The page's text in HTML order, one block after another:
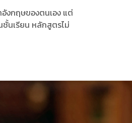
งกฤษของตนเอง แต่
นเรียน หลักสูตรไม่